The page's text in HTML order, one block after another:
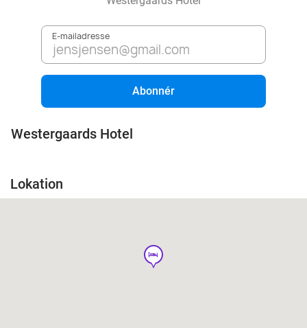
E-mailadresse
Abonnér
Westergaards Hotel
Lokation
hotel